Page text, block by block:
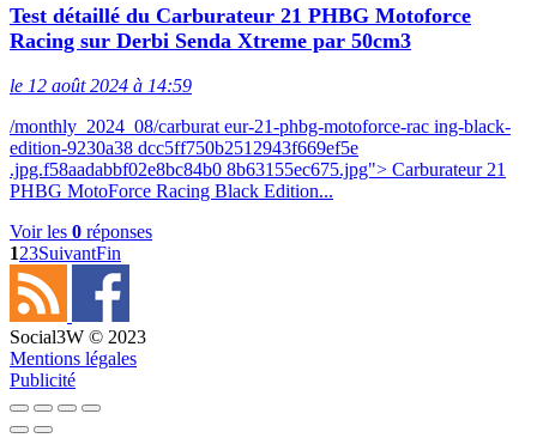
Test détaillé du Carburateur 21 PHBG Motoforce
Racing sur Derbi Senda Xtreme par 50cm3
le 12 août 2024 à 14:59
/monthly_2024_08/carburat eur-21-phbg-motoforce-rac ing-black-
edition-9230a38 dcc5ff750b2512943f669ef5e
.jpg.f58aadabbf02e8bc84b0 8b63155ec675.jpg"> Carburateur 21
PHBG MotoForce Racing Black Edition...
Voir les 0 réponses
123SuivantFin
Social3W © 2023
Mentions légales
Publicité